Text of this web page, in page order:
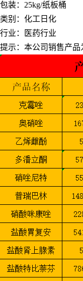
包装：25kg/纸板桶
类别：化工日化
行业：医药行业
提示：本公司销售产